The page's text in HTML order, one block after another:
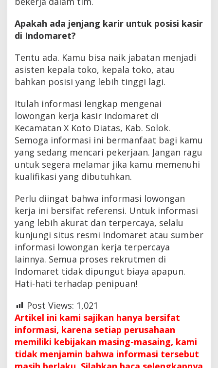
Apakah ada jenjang karir untuk posisi kasir
di Indomaret?
Tentu ada. Kamu bisa naik jabatan menjadi
asisten kepala toko, kepala toko, atau
bahkan posisi yang lebih tinggi lagi.
Itulah informasi lengkap mengenai
lowongan kerja kasir Indomaret di
Kecamatan X Koto Diatas, Kab. Solok.
Semoga informasi ini bermanfaat bagi kamu
yang sedang mencari pekerjaan. Jangan ragu
untuk segera melamar jika kamu memenuhi
kualifikasi yang dibutuhkan.
Perlu diingat bahwa informasi lowongan
kerja ini bersifat referensi. Untuk informasi
yang lebih akurat dan terpercaya, selalu
kunjungi situs resmi Indomaret atau sumber
informasi lowongan kerja terpercaya
lainnya. Semua proses rekrutmen di
Indomaret tidak dipungut biaya apapun.
Hati-hati terhadap penipuan!
Post Views: 1,021
Artikel ini kami sajikan hanya bersifat
informasi, karena setiap perusahaan
memiliki kebijakan masing-masaing, kami
tidak menjamin bahwa informasi tersebut